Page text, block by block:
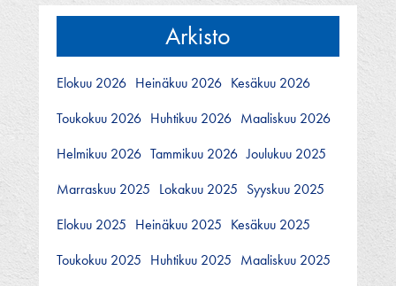
Arkisto
Elokuu 2026 Heinäkuu 2026 Kesäkuu 2026
Toukokuu 2026 Huhtikuu 2026 Maaliskuu 2026
Helmikuu 2026 Tammikuu 2026 Joulukuu 2025
Marraskuu 2025 Lokakuu 2025 Syyskuu 2025
Elokuu 2025 Heinäkuu 2025 Kesäkuu 2025
Toukokuu 2025 Huhtikuu 2025 Maaliskuu 2025